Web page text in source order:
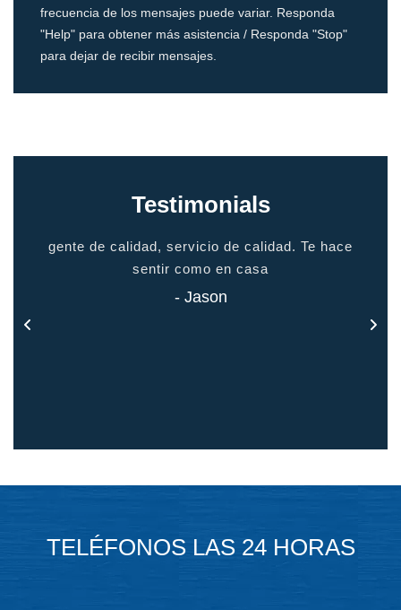
frecuencia de los mensajes puede variar. Responda
"Help" para obtener más asistencia / Responda "Stop"
para dejar de recibir mensajes.
Testimonials
gente de calidad, servicio de calidad. Te hace
sentir como en casa
- Jason
TELÉFONOS LAS 24 HORAS